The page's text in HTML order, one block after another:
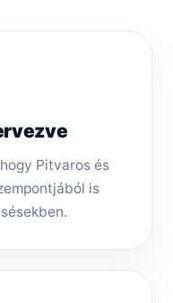
Pitvaros és
is